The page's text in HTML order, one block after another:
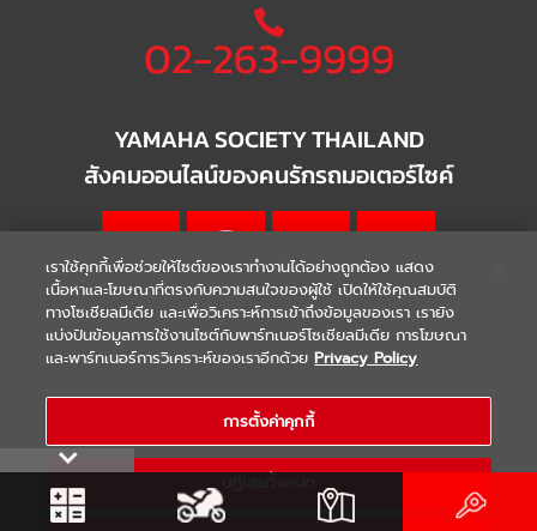
02-263-9999
YAMAHA SOCIETY THAILAND
สังคมออนไลน์ของคนรักรถมอเตอร์ไซค์
WARRANTY | Terms & Conditions
COPYRIGHT 2021 THAI YAMAHA MOTOR CO.,LTD. ALL RIGHTS
RESERVED
เราใช้คุกกี้เพื่อช่วยให้ไซต์ของเราทำงานได้อย่างถูกต้อง แสดง
เนื้อหาและโฆษณาที่ตรงกับความสนใจของผู้ใช้ เปิดให้ใช้คุณสมบัติ
ทางโซเชียลมีเดีย และเพื่อวิเคราะห์การเข้าถึงข้อมูลของเรา เรายัง
แบ่งปันข้อมูลการใช้งานไซต์กับพาร์ทเนอร์โซเชียลมีเดีย การโฆษณา
และพาร์ทเนอร์การวิเคราะห์ของเราอีกด้วย Privacy Policy
การตั้งค่าคุกกี้